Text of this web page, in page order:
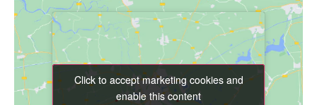
Click to accept marketing cookies and
enable this content
Click to accept marketing cookies and
enable this content